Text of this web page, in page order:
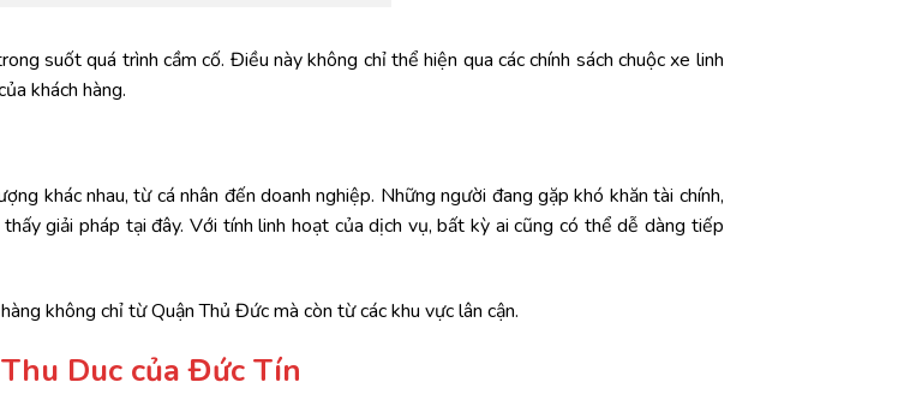
suốt quá trình cầm cố. Điều này không chỉ thể hiện qua các chính sách chuộc xe linh
khách hàng.
khác nhau, từ cá nhân đến doanh nghiệp. Những người đang gặp khó khăn tài chính,
giải pháp tại đây. Với tính linh hoạt của dịch vụ, bất kỳ ai cũng có thể dễ dàng tiếp
không chỉ từ Quận Thủ Đức mà còn từ các khu vực lân cận.
Duc của Đức Tín